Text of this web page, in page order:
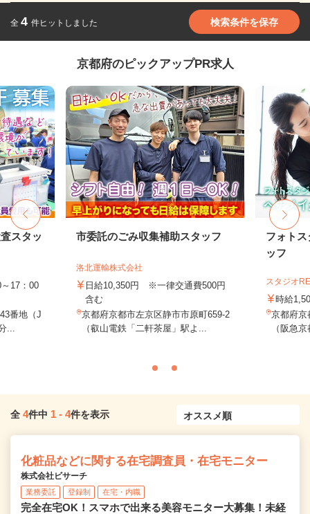
全 4 件ヒットしました 検索条件を保存
京都府のピックアップPR求人
スタッ
17：00
番地（J
...
市委託のごみ収集補助スタッフ
洛北運輸株式会社
日給10,350円 ※一律交通費500円
含む
京都府京都市左京区静市市原町659-2
（叡山電鉄「二軒茶屋」駅よ...
フォト
ッフ
スタジオ
時給
京都府京
（阪急
全 4件中 1 - 4件を表示
化粧品などに関する在宅調査員・在宅モニター
株式会社ビサーチ
業務委託 登録制 在宅・内職
完全在宅OK！スマホで出来る美容モニター大募集！未経